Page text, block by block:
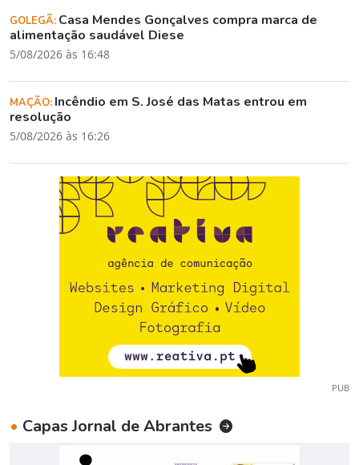
GOLEGÃ: Casa Mendes Gonçalves compra marca de
alimentação saudável Diese
5/08/2026 às 16:48
MAÇÃO: Incêndio em S. José das Matas entrou em
resolução
5/08/2026 às 16:26
PUB
• Capas Jornal de Abrantes